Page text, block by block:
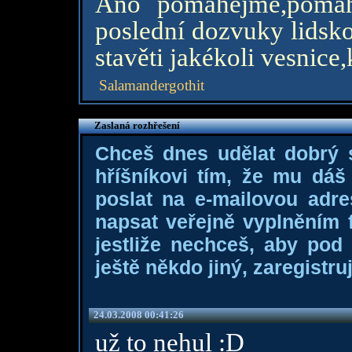
poslední dozvuky
stavěti jakékoli
Salamandergothit
Zaslaná rozhřešení
Chceš dnes udělat dobrý
hříšníkovi tím, že mu
poslat na e-mailovou
napsat veřejně
jestliže nechceš, aby
ještě někdo jiný,
24.03.2008 00:41:26
už to nehul :D